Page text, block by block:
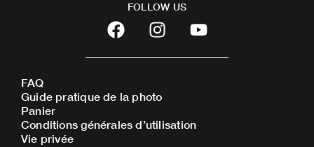
FOLLOW US
F
a
c
b
o
o
I
n
s
a
g
r
Y
o
u
FAQ
Guide pratique de la photo
Panier
Conditions générales d’utilisation
Vie privée